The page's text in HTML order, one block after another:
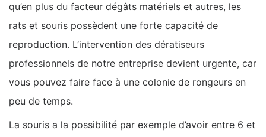
qu’en plus du facteur dégâts matériels et autres, les
rats et souris possèdent une forte capacité de
reproduction. L’intervention des dératiseurs
professionnels de notre entreprise devient urgente, car
vous pouvez faire face à une colonie de rongeurs en
peu de temps.
La souris a la possibilité par exemple d’avoir entre 6 et